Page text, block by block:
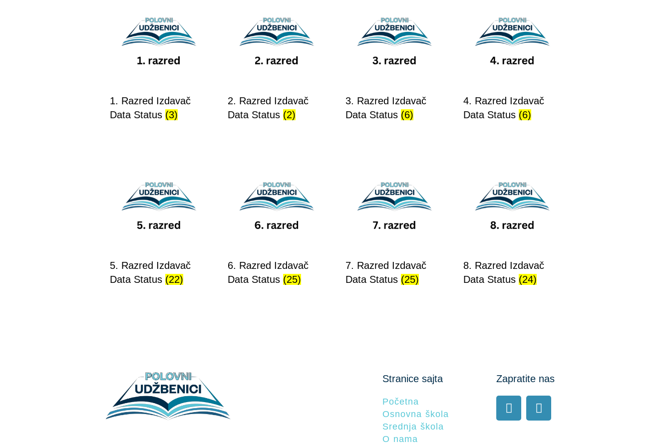
1. Razred Izdavač
Data Status (3)
2. Razred Izdavač
Data Status (2)
3. Razred Izdavač
Data Status (6)
4. Razred Izdavač
Data Status (6)
5. Razred Izdavač
Data Status (22)
6. Razred Izdavač
Data Status (25)
7. Razred Izdavač
Data Status (25)
8. Razred Izdavač
Data Status (24)
Stranice sajta
Početna
Osnovna škola
Srednja škola
O nama
Zapratite nas